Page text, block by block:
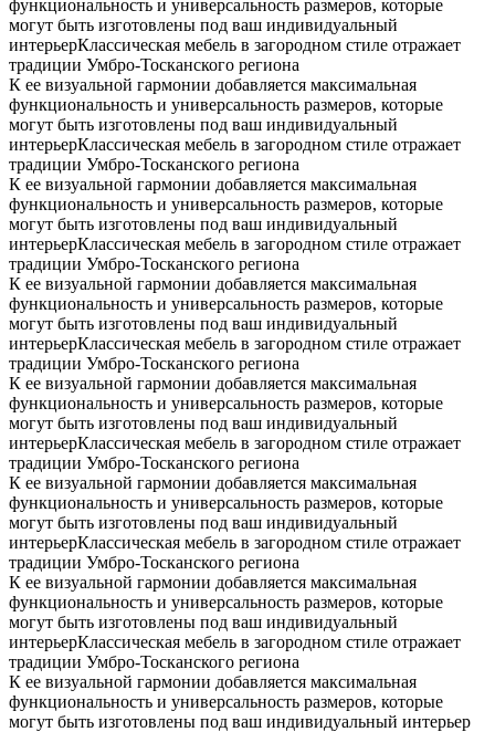
функциональность и универсальность размеров, которые
могут быть изготовлены под ваш индивидуальный
интерьерКлассическая мебель в загородном стиле отражает
традиции Умбро-Тосканского региона
К ее визуальной гармонии добавляется максимальная
функциональность и универсальность размеров, которые
могут быть изготовлены под ваш индивидуальный
интерьерКлассическая мебель в загородном стиле отражает
традиции Умбро-Тосканского региона
К ее визуальной гармонии добавляется максимальная
функциональность и универсальность размеров, которые
могут быть изготовлены под ваш индивидуальный
интерьерКлассическая мебель в загородном стиле отражает
традиции Умбро-Тосканского региона
К ее визуальной гармонии добавляется максимальная
функциональность и универсальность размеров, которые
могут быть изготовлены под ваш индивидуальный
интерьерКлассическая мебель в загородном стиле отражает
традиции Умбро-Тосканского региона
К ее визуальной гармонии добавляется максимальная
функциональность и универсальность размеров, которые
могут быть изготовлены под ваш индивидуальный
интерьерКлассическая мебель в загородном стиле отражает
традиции Умбро-Тосканского региона
К ее визуальной гармонии добавляется максимальная
функциональность и универсальность размеров, которые
могут быть изготовлены под ваш индивидуальный
интерьерКлассическая мебель в загородном стиле отражает
традиции Умбро-Тосканского региона
К ее визуальной гармонии добавляется максимальная
функциональность и универсальность размеров, которые
могут быть изготовлены под ваш индивидуальный
интерьерКлассическая мебель в загородном стиле отражает
традиции Умбро-Тосканского региона
К ее визуальной гармонии добавляется максимальная
функциональность и универсальность размеров, которые
могут быть изготовлены под ваш индивидуальный интерьер